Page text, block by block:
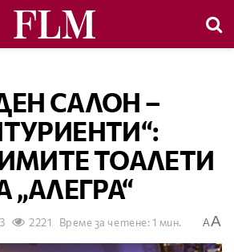
САЛОН –
ТОАЛЕТИ
„АЛЕГРА“
2221 Време за четене: 1 мин. AA